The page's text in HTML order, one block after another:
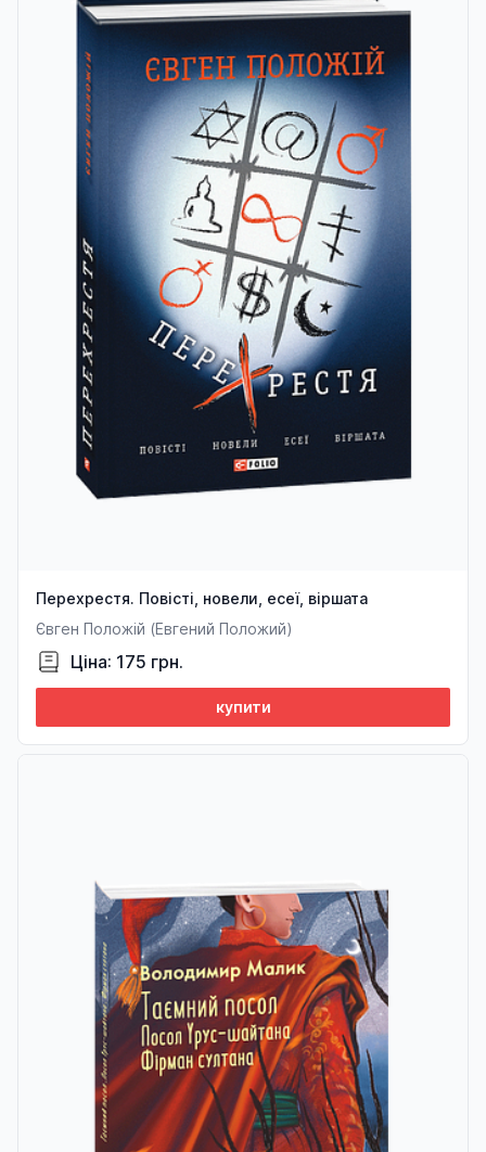
Перехрестя. Повісті, новели, есеї, віршата
Євген Положій (Евгений Положий)
Ціна: 175 грн.
купити